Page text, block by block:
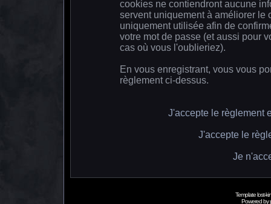
cookies ne contiendront aucune
servent uniquement à améliorer le
uniquement utilisée afin de
votre mot de passe (et aussi pour
cas où vous l'oublieriez).
En vous enregistrant, vous vous
règlement ci-dessus.
J'accepte le règlement
J'accepte le
Je
Template lost-
Powered by